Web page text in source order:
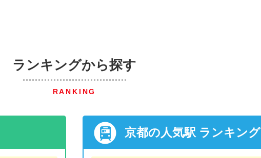
ランキングから探す
RANKING
京都の人気駅 ランキング